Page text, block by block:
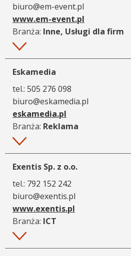
biuro@em-event.pl
www.em-event.pl
Branża: Inne, Usługi dla firm
Więcej
Eskamedia
tel.: 505 276 098
biuro@eskamedia.pl
eskamedia.pl
Branża: Reklama
Więcej
Exentis Sp. z o.o.
tel.: 792 152 242
biuro@exentis.pl
www.exentis.pl
Branża: ICT
Więcej